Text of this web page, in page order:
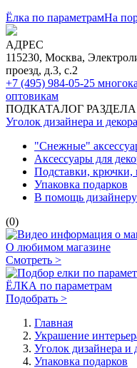
Ёлка по параметрамНа
АДРЕС
115230, Москва,
проезд, д.3, с.2
+7 (495) 984-05-25
оптовикам
ПОДКАТАЛОГ РАЗДЕЛА
Уголок дизайнера и
"Снежные"
Аксессуары для
Подставки, крючки,
Упаковка подарков
В помощь дизайнеру
(0)
О любимом магазине
Смотреть >
ЁЛКА по параметрам
Подобрать >
Главная
Украшение
Уголок дизайнера и
Упаковка подарков